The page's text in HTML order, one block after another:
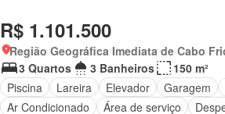
R$ 1.101.500
Região Geográfica Imediata de Cabo
3 Quartos
3 Banheiros
150 m²
Piscina
Lareira Elevador Garagem
Ar Condicionado
Área de serviço